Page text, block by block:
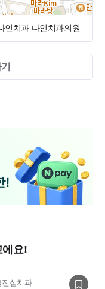
인치과 다인치과의원
에요!
진심치과